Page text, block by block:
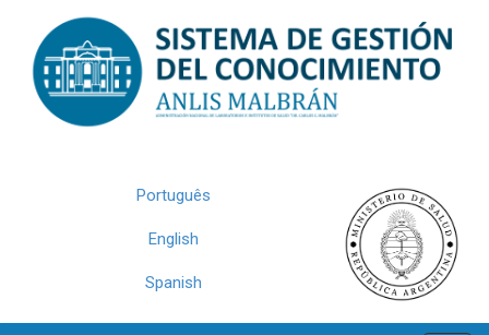
navigation
Português
English
Spanish